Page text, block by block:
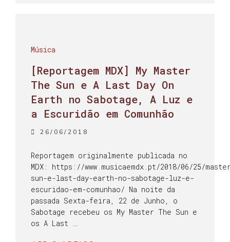
Música
[Reportagem MDX] My Master
The Sun e A Last Day On
Earth no Sabotage, A Luz e
a Escuridão em Comunhão
26/06/2018
Reportagem originalmente publicada no
MDX: https://www.musicaemdx.pt/2018/06/25/
sun-e-last-day-earth-no-sabotage-luz-e-
escuridao-em-comunhao/ Na noite da
passada Sexta-feira, 22 de Junho, o
Sabotage recebeu os My Master The Sun e
os A Last …